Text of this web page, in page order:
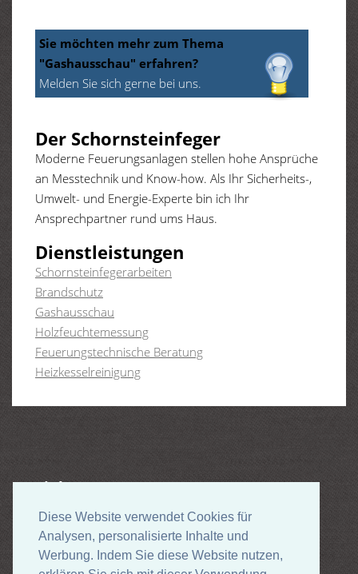
Diese Website verwendet Cookies für
Analysen, personalisierte Inhalte und
Werbung. Indem Sie diese Website nutzen,
Diese Website verwendet Cookies für
Analysen, personalisierte Inhalte und
Werbung. Indem Sie diese Website nutzen,
Sie möchten mehr zum Thema
"Gashausschau" erfahren?
Melden Sie sich gerne bei uns.
Der Schornsteinfeger
Moderne Feuerungsanlagen stellen hohe Ansprüche
an Messtechnik und Know-how. Als Ihr Sicherheits-,
Umwelt- und Energie-Experte bin ich Ihr
Ansprechpartner rund ums Haus.
Dienstleistungen
Schornsteinfegerarbeiten
Brandschutz
Gashausschau
Holzfeuchtemessung
Feuerungstechnische Beratung
Heizkesselreinigung
Links
www.schornsteinfeger.de